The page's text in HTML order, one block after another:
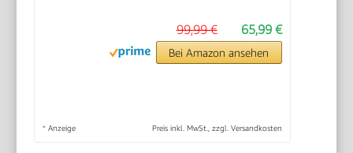
65,99 €
99,99 €
Bei Amazon ansehen
* Anzeige Preis inkl. MwSt., zzgl. Versandkosten